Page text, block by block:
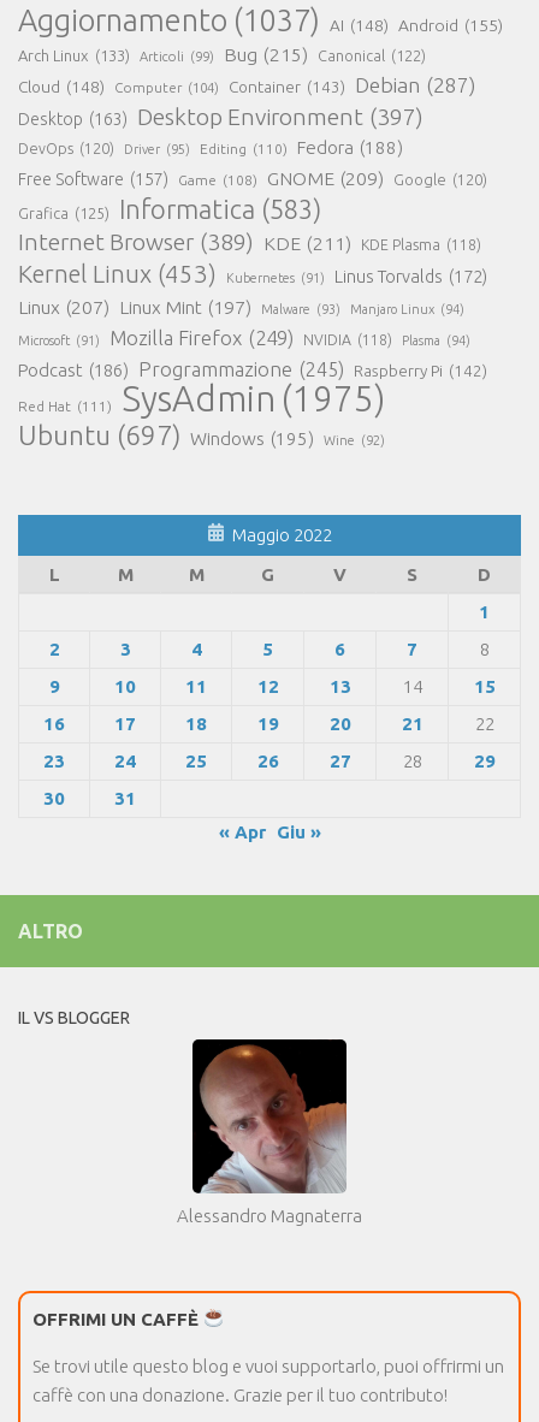
Aggiornamento (1037) AI (148) Android (155)
Arch Linux (133) Articoli (99) Bug (215) Canonical (122)
Cloud (148) Computer (104) Container (143) Debian (287)
Desktop (163) Desktop Environment (397)
DevOps (120) Driver (95) Editing (110) Fedora (188)
Free Software (157) Game (108) GNOME (209) Google (120)
Grafica (125) Informatica (583)
Internet Browser (389) KDE (211) KDE Plasma (118)
Kernel Linux (453) Kubernetes (91) Linus Torvalds (172)
Linux (207) Linux Mint (197) Malware (93) Manjaro Linux (94)
Microsoft (91) Mozilla Firefox (249) NVIDIA (118) Plasma (94)
Podcast (186) Programmazione (245) Raspberry Pi (142)
Red Hat (111) SysAdmin (1975)
Ubuntu (697) Windows (195) Wine (92)
Maggio 2022
L
M M G V S
D
1
2
3 4 5 6 7
8
9
10 11 12 13 14
15
16
17 18 19 20 21
22
23
24 25 26 27 28
29
30
31
« Apr
Giu »
ALTRO
IL VS BLOGGER
Alessandro Magnaterra
OFFRIMI UN CAFFÈ
Se trovi utile questo blog e vuoi supportarlo, puoi offrirmi un
caffè con una donazione. Grazie per il tuo contributo!